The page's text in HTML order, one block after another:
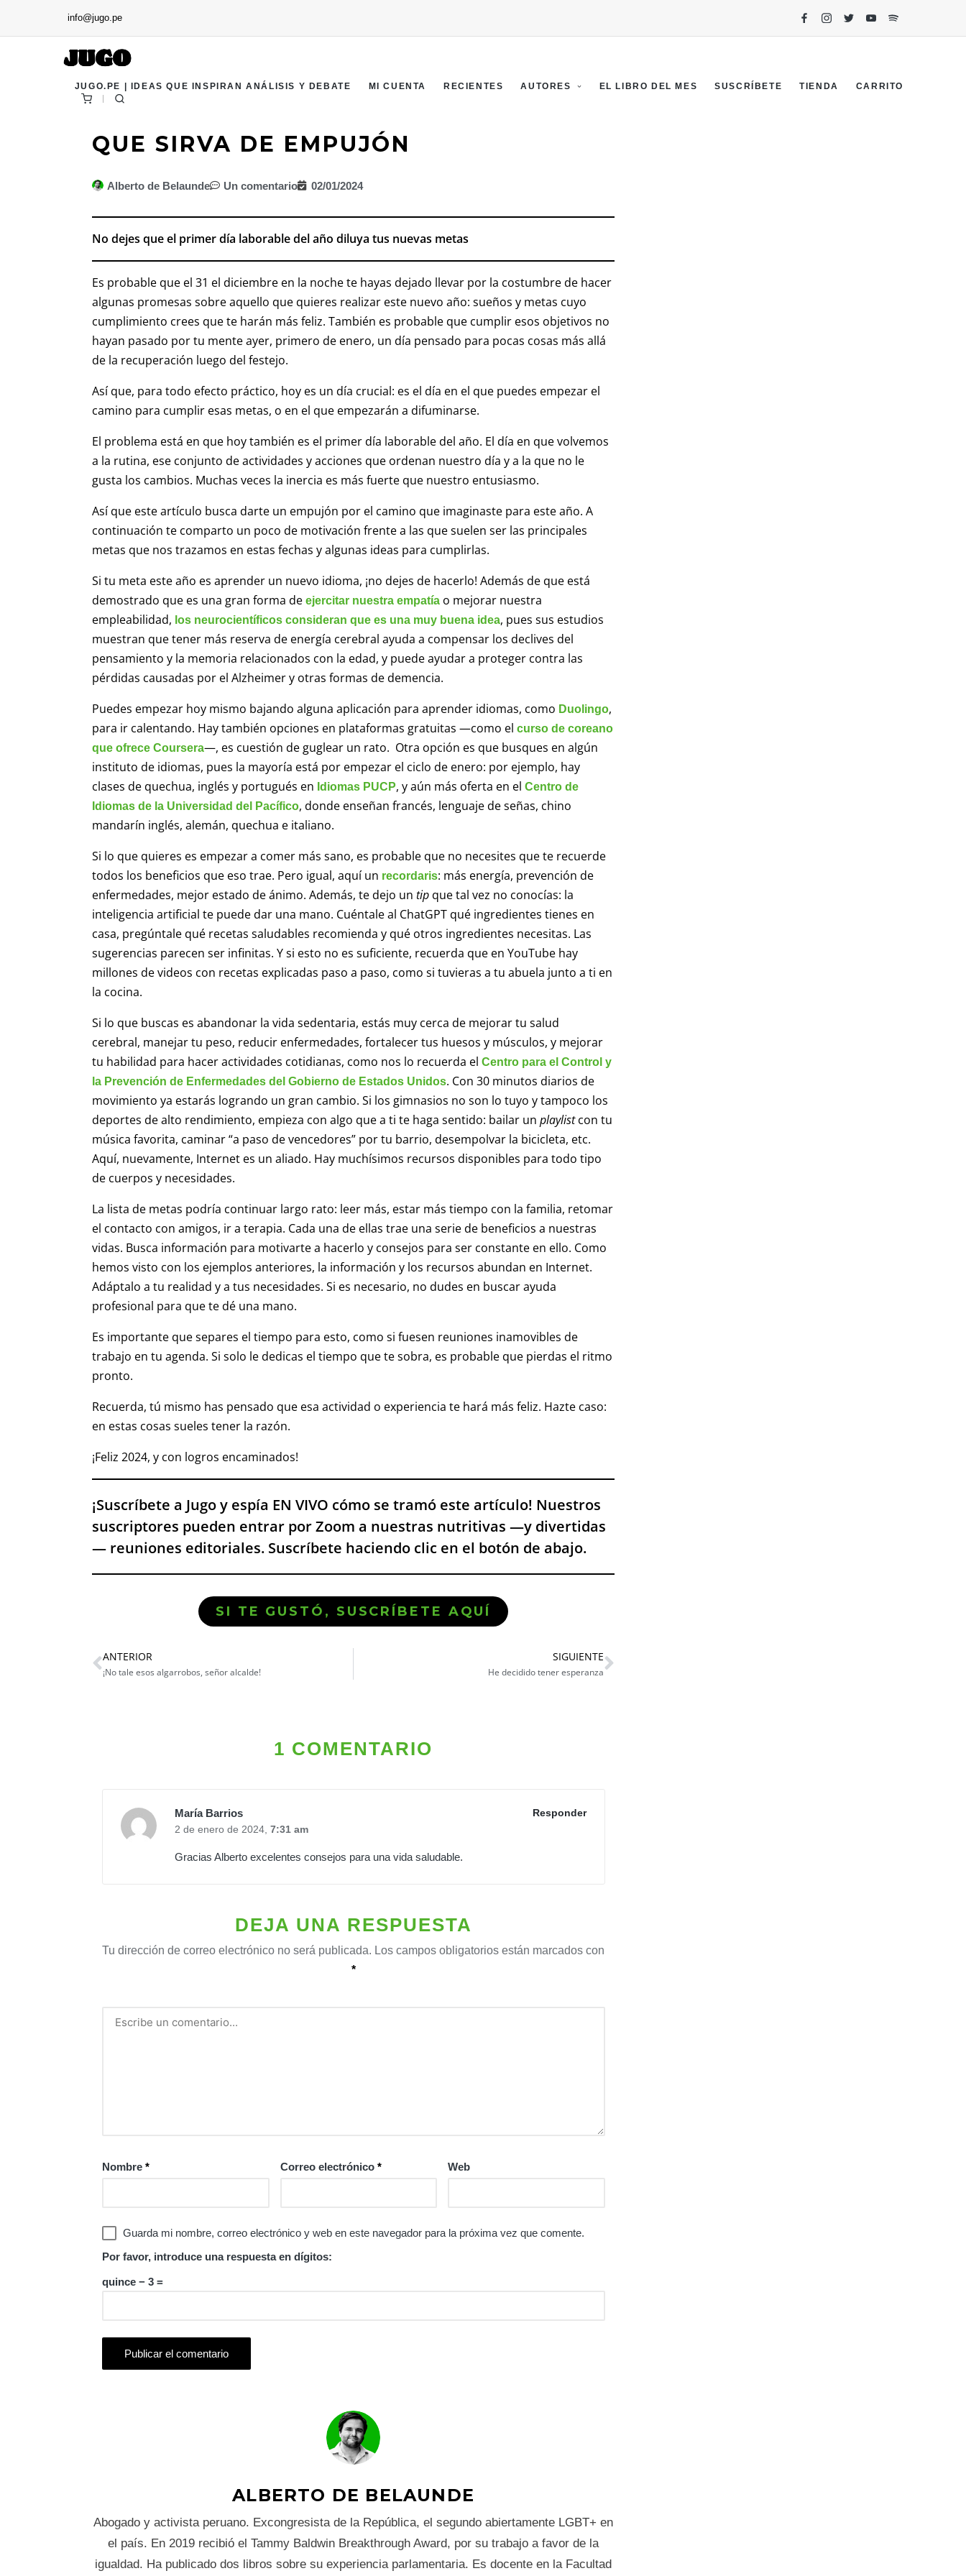
info@jugo.pe
JUGO.PE | IDEAS QUE INSPIRAN ANÁLISIS Y DEBATE MI CUENTA RECIENTES AUTORES EL LIBRO DEL MES SUSCRÍBETE TIENDA CARRITO
QUE SIRVA DE EMPUJÓN
Alberto de Belaunde Un comentario 02/01/2024
No dejes que el primer día laborable del año diluya tus nuevas metas
Es probable que el 31 el diciembre en la noche te hayas dejado llevar por la costumbre de hacer
algunas promesas sobre aquello que quieres realizar este nuevo año: sueños y metas cuyo
cumplimiento crees que te harán más feliz. También es probable que cumplir esos objetivos no
hayan pasado por tu mente ayer, primero de enero, un día pensado para pocas cosas más allá
de la recuperación luego del festejo.
Así que, para todo efecto práctico, hoy es un día crucial: es el día en el que puedes empezar el
camino para cumplir esas metas, o en el que empezarán a difuminarse.
El problema está en que hoy también es el primer día laborable del año. El día en que volvemos
a la rutina, ese conjunto de actividades y acciones que ordenan nuestro día y a la que no le
gusta los cambios. Muchas veces la inercia es más fuerte que nuestro entusiasmo.
Así que este artículo busca darte un empujón por el camino que imaginaste para este año. A
continuación te comparto un poco de motivación frente a las que suelen ser las principales
metas que nos trazamos en estas fechas y algunas ideas para cumplirlas.
Si tu meta este año es aprender un nuevo idioma, ¡no dejes de hacerlo! Además de que está
demostrado que es una gran forma deejercitar nuestra empatía o mejorar nuestra
empleabilidad, los neurocientíficos consideran que es una muy buena idea, pues sus estudios
muestran que tener más reserva de energía cerebral ayuda a compensar los declives del
pensamiento y la memoria relacionados con la edad, y puede ayudar a proteger contra las
pérdidas causadas por el Alzheimer y otras formas de demencia.
Puedes empezar hoy mismo bajando alguna aplicación para aprender idiomas, como Duolingo,
para ir calentando. Hay también opciones en plataformas gratuitas —como elcurso de coreano
que ofrece Coursera—, es cuestión de guglear un rato. Otra opción es que busques en algún
instituto de idiomas, pues la mayoría está por empezar el ciclo de enero: por ejemplo, hay
clases de quechua, inglés y portugués en Idiomas PUCP, y aún más oferta en elCentro de
Idiomas de la Universidad del Pacífico, donde enseñan francés, lenguaje de señas, chino
mandarín inglés, alemán, quechua e italiano.
Si lo que quieres es empezar a comer más sano, es probable que no necesites que te recuerde
todos los beneficios que eso trae. Pero igual, aquí un recordaris: más energía, prevención de
enfermedades, mejor estado de ánimo. Además, te dejo untip que tal vez no conocías: la
inteligencia artificial te puede dar una mano. Cuéntale al ChatGPT qué ingredientes tienes en
casa, pregúntale qué recetas saludables recomienda y qué otros ingredientes necesitas. Las
sugerencias parecen ser infinitas. Y si esto no es suficiente, recuerda que en YouTube hay
millones de videos con recetas explicadas paso a paso, como si tuvieras a tu abuela junto a ti en
la cocina.
Si lo que buscas es abandonar la vida sedentaria, estás muy cerca de mejorar tu salud
cerebral, manejar tu peso, reducir enfermedades, fortalecer tus huesos y músculos, y mejorar
tu habilidad para hacer actividades cotidianas, como nos lo recuerda elCentro para el Control y
la Prevención de Enfermedades del Gobierno de Estados Unidos. Con 30 minutos diarios de
movimiento ya estarás logrando un gran cambio. Si los gimnasios no son lo tuyo y tampoco los
deportes de alto rendimiento, empieza con algo que a ti te haga sentido: bailar unplaylistcon tu
música favorita, caminar “a paso de vencedores” por tu barrio, desempolvar la bicicleta, etc.
Aquí, nuevamente, Internet es un aliado. Hay muchísimos recursos disponibles para todo tipo
de cuerpos y necesidades.
La lista de metas podría continuar largo rato: leer más, estar más tiempo con la familia, retomar
el contacto con amigos, ir a terapia. Cada una de ellas trae una serie de beneficios a nuestras
vidas. Busca información para motivarte a hacerlo y consejos para ser constante en ello. Como
hemos visto con los ejemplos anteriores, la información y los recursos abundan en Internet.
Adáptalo a tu realidad y a tus necesidades. Si es necesario, no dudes en buscar ayuda
profesional para que te dé una mano.
Es importante que separes el tiempo para esto, como si fuesen reuniones inamovibles de
trabajo en tu agenda. Si solo le dedicas el tiempo que te sobra, es probable que pierdas el ritmo
pronto.
Recuerda, tú mismo has pensado que esa actividad o experiencia te hará más feliz. Hazte caso:
en estas cosas sueles tener la razón.
¡Feliz 2024, y con logros encaminados!
¡Suscríbete a Jugo y espía EN VIVO cómo se tramó este artículo! Nuestros
suscriptores pueden entrar por Zoom a nuestras nutritivas —y divertidas
— reuniones editoriales. Suscríbete haciendo clic en el botón de abajo.
SI TE GUSTÓ, SUSCRÍBETE AQUÍ
ANTERIOR
¡No tale esos algarrobos, señor alcalde!
SIGUIENTE
He decidido tener esperanza
1 COMENTARIO
María Barrios
Responder
2 de enero de 2024, 7:31 am
Gracias Alberto excelentes consejos para una vida saludable.
DEJA UNA RESPUESTA
Tu dirección de correo electrónico no será publicada. Los campos obligatorios están marcados con
*
Nombre * Correo electrónico * Web
Guarda mi nombre, correo electrónico y web en este navegador para la próxima vez que comente.
Por favor, introduce una respuesta en dígitos:
quince − 3 =
ALBERTO DE BELAUNDE
Abogado y activista peruano. Excongresista de la República, el segundo abiertamente LGBT+ en
el país. En 2019 recibió el Tammy Baldwin Breakthrough Award, por su trabajo a favor de la
igualdad. Ha publicado dos libros sobre su experiencia parlamentaria. Es docente en la Facultad